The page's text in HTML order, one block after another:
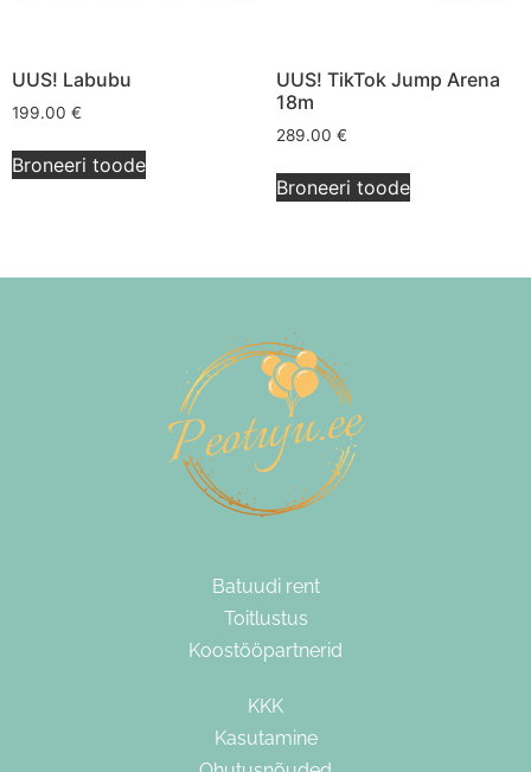
UUS! Labubu
199.00 €
Broneeri toode
UUS! TikTok Jump Arena
18m
289.00 €
Broneeri toode
Batuudi rent
Toitlustus
Koostööpartnerid
KKK
Kasutamine